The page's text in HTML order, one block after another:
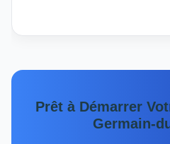
Prêt à Démarrer
Germain-